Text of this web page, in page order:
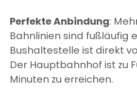
Perfekte Anbindung:
Bahnlinien sind fußläufig
Bushaltestelle ist direkt
Der Hauptbahnhof ist zu
Minuten zu erreichen.